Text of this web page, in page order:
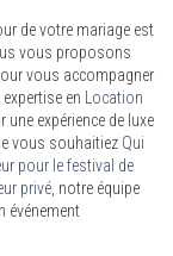
de votre mariage est
vous proposons
vous accompagner
en
Location
expérience de luxe
vous souhaitiez Qui
pour le festival de
privé , notre équipe
événement